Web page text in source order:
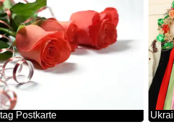
Postkarte